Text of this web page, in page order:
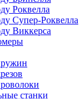
Роквелла
Супер-Роквелла
Виккерса
станки